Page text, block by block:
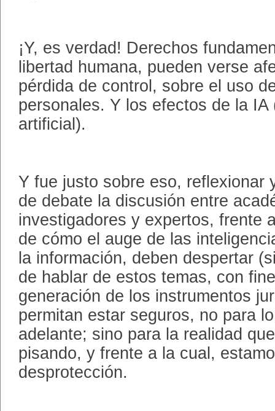
¡Y, es verdad! Derechos
libertad humana, pueden verse
pérdida de control, sobre el uso
personales. Y los efectos de la IA
artificial).
Y fue justo sobre eso, reflexionar
de debate la discusión entre
investigadores y expertos, frente
de cómo el auge de las
la información, deben despertar
de hablar de estos temas, con
generación de los instrumentos
permitan estar seguros, no para
adelante; sino para la realidad
pisando, y frente a la cual,
desprotección.